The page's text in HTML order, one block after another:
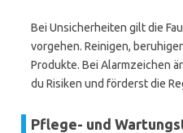
Bei Unsicherheiten gilt die
vorgehen. Reinigen,
Produkte. Bei Alarmzeichen
du Risiken und förderst die
Pflege- und